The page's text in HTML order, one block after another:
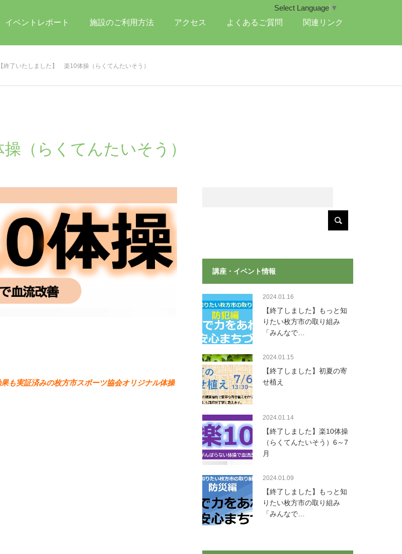
イベントレポート 施設のご利用方法 アクセス よくあるご質問 関連リンク
Select Language ▼
【終了いたしました】 楽10体操（らくてんたいそう）
（らくてんたいそう）
も実証済みの枚方市スポーツ協会オリジナル体操
講座・イベント情報
2024.01.16
【終了しました】もっと知
りたい枚方市の取り組み
「みんなで…
2024.01.15
【終了しました】初夏の寄
せ植え
2024.01.14
【終了しました】楽10体操
（らくてんたいそう）6～7
月
2024.01.09
【終了しました】もっと知
りたい枚方市の取り組み
「みんなで…